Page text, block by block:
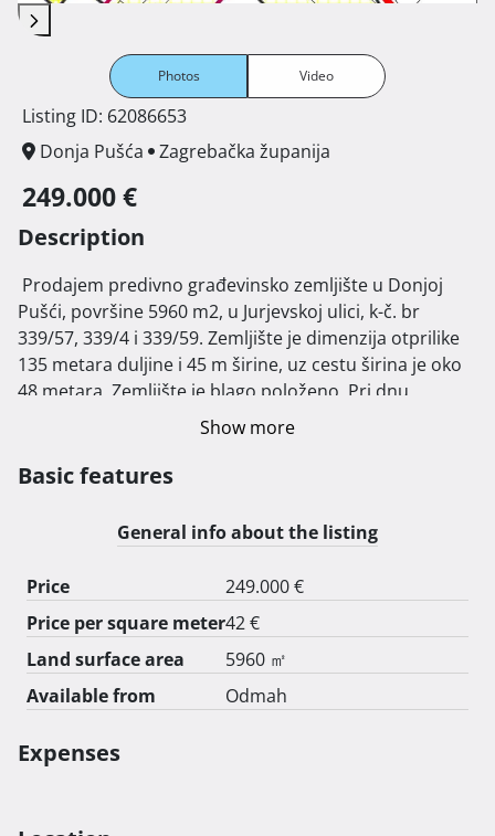
Photos Video
Listing ID: 62086653
Donja Pušća
Zagrebačka županija
249.000 €
Description
Pušći, površine 5960 m2, u Jurjevskoj ulici, k-č. br
339/57, 339/4 i 339/59. Zemljište je dimenzija otprilike
135 metara duljine i 45 m širine, uz cestu širina je oko
48 metara. Zemljište je blago položeno. Pri dnu
zemljišta nalazi se manja šuma i izvor vode. Prema
građevinsko, stambene i mješovite namjene.
Show more
Basic features
General info about the listing
Price
249.000 €
Price per square meter42 €
Land surface area
5960 ㎡
Available from
Odmah
Expenses